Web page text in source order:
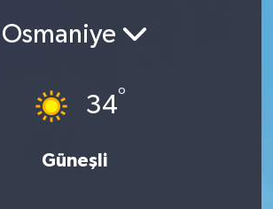
Osmaniye
34°
Güneşli